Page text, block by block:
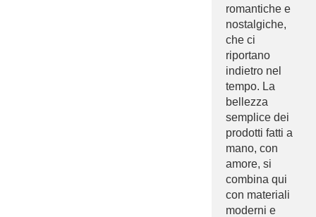
romantiche e
nostalgiche,
che ci
riportano
indietro nel
tempo. La
bellezza
semplice dei
prodotti fatti a
mano, con
amore, si
combina qui
con materiali
moderni e